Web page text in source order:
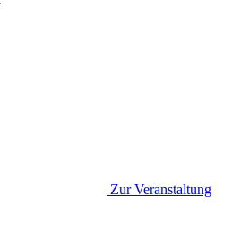
Zur Veranstaltung